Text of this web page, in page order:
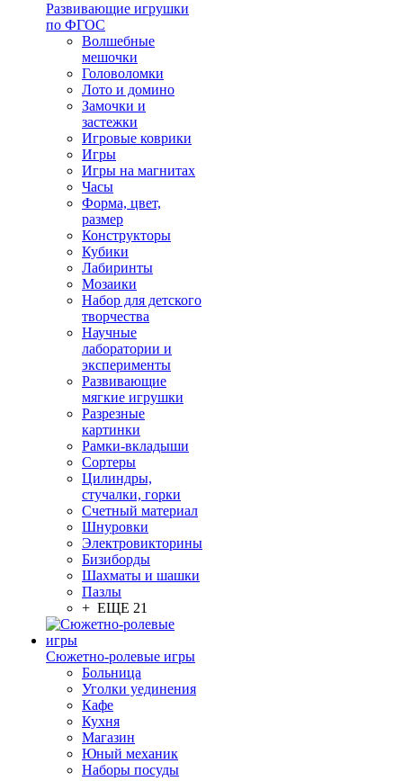
Развивающие игрушки
по ФГОС
Волшебные
мешочки
Головоломки
Лото и домино
Замочки и
застежки
Игровые коврики
Игры
Игры на магнитах
Часы
Форма, цвет,
размер
Конструкторы
Кубики
Лабиринты
Мозаики
Набор для детского
творчества
Научные
лаборатории и
эксперименты
Развивающие
мягкие игрушки
Разрезные
картинки
Рамки-вкладыши
Сортеры
Цилиндры,
стучалки, горки
Счетный материал
Шнуровки
Электровикторины
Бизиборды
Шахматы и шашки
Пазлы
+ ЕЩЕ 21
Сюжетно-ролевые игры
Больница
Уголки уединения
Кафе
Кухня
Магазин
Юный механик
Наборы посуды